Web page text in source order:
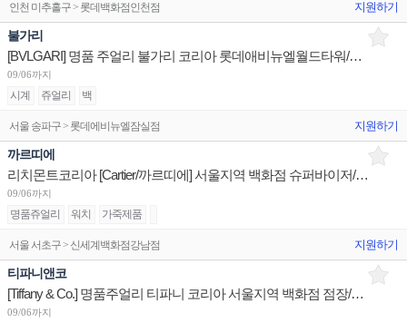
인천 미추홀구 > 롯데백화점인천점 지원하기
불가리
[BVLGARI] 명품 주얼리 불가리 코리아 롯데애비뉴엘월드타워/현대판교/신세계센텀 부점장 채용
09/06까지
시계 쥬얼리 백
서울 송파구 > 롯데에비뉴엘잠실점 지원하기
까르띠에
리치몬트코리아 [Cartier/까르띠에] 서울지역 백화점 슈퍼바이저/판매사원/어드민 채용
09/06까지
명품쥬얼리 워치 가죽제품
서울 서초구 > 신세계백화점강남점 지원하기
티파니앤코
[Tiffany & Co.] 명품주얼리 티파니 코리아 서울지역 백화점 점장/판매사원/오퍼레이션 채용
09/06까지